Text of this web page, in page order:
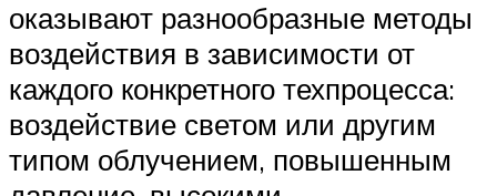
оказывают разнообразные методы
воздействия в зависимости от
каждого конкретного техпроцесса:
воздействие светом или другим
типом облучением, повышенным